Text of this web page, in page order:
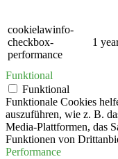
cookielawinfo-
checkbox-
performance
1
Funktional
Funktional
Funktionale Cookies
auszuführen, wie z. B.
Media-Plattformen, das
Funktionen von
Performance